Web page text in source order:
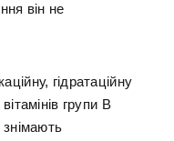
він не
гідратаційну
групи В